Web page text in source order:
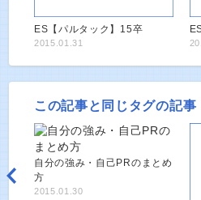
ES【パルタック】15卒
2015.01.31
この記事と同じタグの記事
自分の強み・自己PRのまとめ
方
2015.01.30